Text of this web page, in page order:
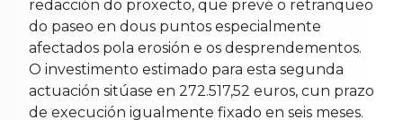
redacción do proxecto, que prevé o retranqueo
do paseo en dous puntos especialmente
afectados pola erosión e os desprendementos.
O investimento estimado para esta segunda
actuación sitúase en 272.517,52 euros, cun prazo
de execución igualmente fixado en seis meses.